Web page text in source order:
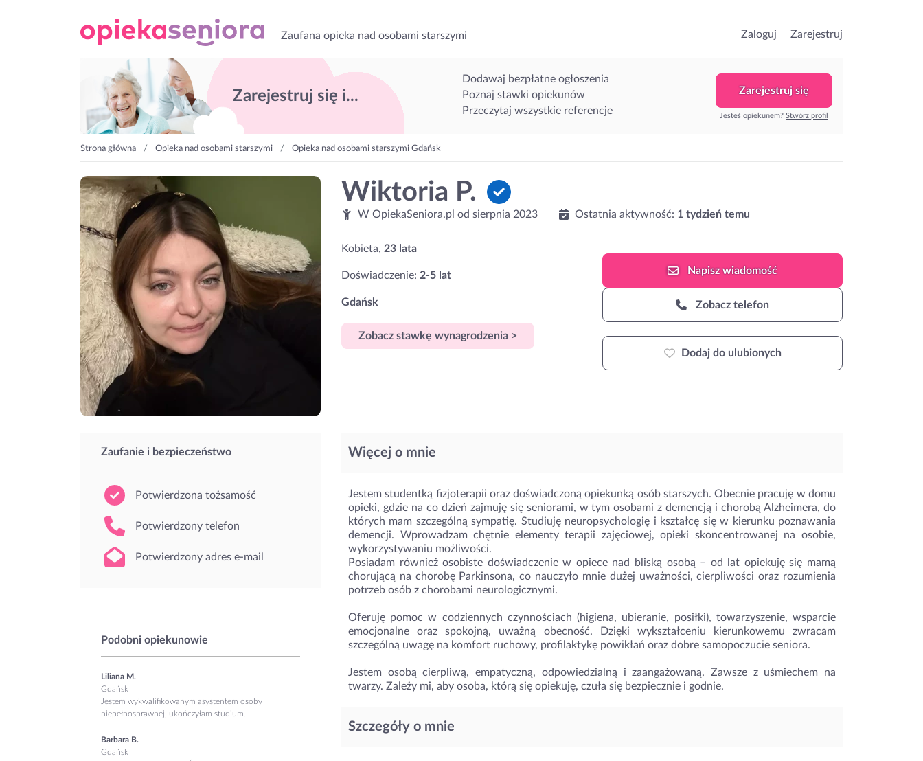
Zaufana opieka nad osobami starszymi Zaloguj Zarejestruj
Zarejestruj się i...
Dodawaj bezpłatne ogłoszenia
Poznaj stawki opiekunów
Przeczytaj wszystkie referencje
Zarejestruj się
Jesteś opiekunem? Stwórz profil
Strona główna Opieka nad osobami starszymi Opieka nad osobami starszymi Gdańsk
Wiktoria P.
W OpiekaSeniora.pl od sierpnia 2023 Ostatnia aktywność: 1 tydzień temu
Kobieta, 23 lata
Doświadczenie: 2-5 lat
Gdańsk
Zobacz stawkę wynagrodzenia >
Napiszwiadomość
Zobacz telefon
Dodaj do ulubionych
Zaufanie i bezpieczeństwo
Potwierdzona tożsamość
Potwierdzony telefon
Potwierdzony adres e-mail
Podobni opiekunowie
Liliana M.
Gdańsk
Jestem wykwalifikowanym asystentem osoby
niepełnosprawnej, ukończyłam studium...
Barbara B.
Gdańsk
Więcej o mnie
Jestem studentką fizjoterapii oraz doświadczoną opiekunką osób starszych. Obecnie pracuję w domu
opieki, gdzie na co dzień zajmuję się seniorami, w tym osobami z demencją i chorobą Alzheimera, do
których mam szczególną sympatię. Studiuję neuropsychologię i kształcę się w kierunku poznawania
demencji. Wprowadzam chętnie elementy terapii zajęciowej, opieki skoncentrowanej na osobie,
wykorzystywaniu możliwości.
Posiadam również osobiste doświadczenie w opiece nad bliską osobą – od lat opiekuję się mamą
chorującą na chorobę Parkinsona, co nauczyło mnie dużej uważności, cierpliwości oraz rozumienia
potrzeb osób z chorobami neurologicznymi.
Oferuję pomoc w codziennych czynnościach (higiena, ubieranie, posiłki), towarzyszenie, wsparcie
emocjonalne oraz spokojną, uważną obecność. Dzięki wykształceniu kierunkowemu zwracam
szczególną uwagę na komfort ruchowy, profilaktykę powikłań oraz dobre samopoczucie seniora.
Jestem osobą cierpliwą, empatyczną, odpowiedzialną i zaangażowaną. Zawsze z uśmiechem na
twarzy. Zależy mi, aby osoba, którą się opiekuję, czuła się bezpiecznie i godnie.
Szczegóły o mnie